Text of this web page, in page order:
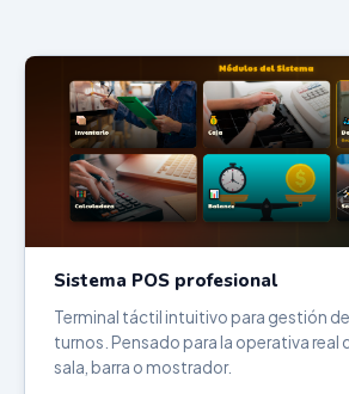
Sistema POS profesional
Terminal táctil intuitivo para gestión
turnos. Pensado para la operativa real
sala, barra o mostrador.